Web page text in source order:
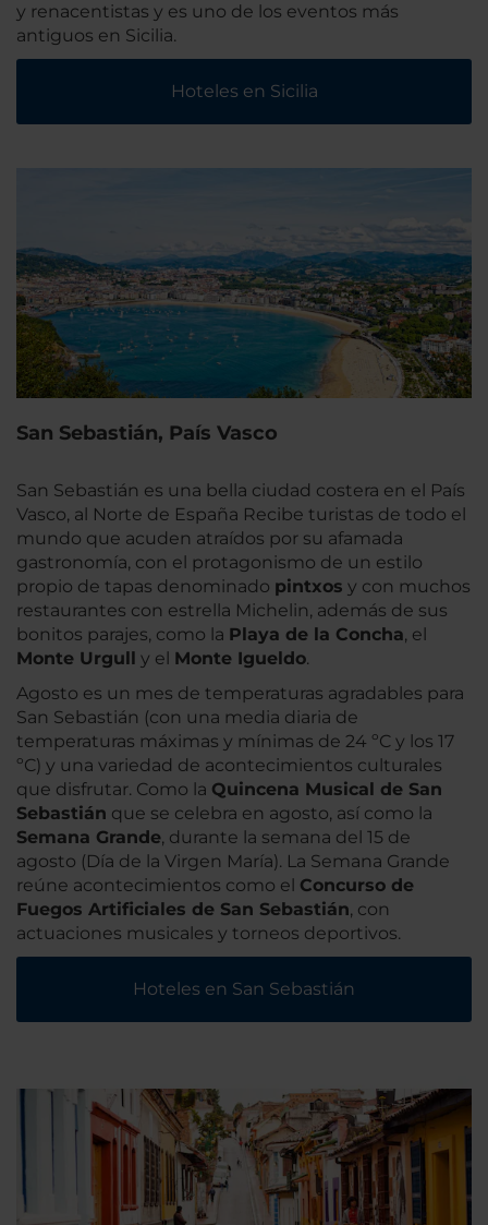
y renacentistas y es uno de los eventos más
antiguos en Sicilia.
Hoteles en Sicilia
San Sebastián, País Vasco
San Sebastián es una bella ciudad costera en el País
Vasco, al Norte de España Recibe turistas de todo el
mundo que acuden atraídos por su afamada
gastronomía, con el protagonismo de un estilo
propio de tapas denominado pintxos y con muchos
restaurantes con estrella Michelin, además de sus
bonitos parajes, como la Playa de la Concha, el
Monte Urgull
y el Monte Igueldo.
Agosto es un mes de temperaturas agradables para
San Sebastián (con una media diaria de
temperaturas máximas y mínimas de 24 ºC y los 17
ºC) y una variedad de acontecimientos culturales
que disfrutar. Como la Quincena Musical de San
Sebastián que se celebra en agosto, así como la
Semana Grande, durante la semana del 15 de
agosto (Día de la Virgen María). La Semana Grande
reúne acontecimientos como el Concurso de
Fuegos Artificiales de San Sebastián, con
actuaciones musicales y torneos deportivos.
Hoteles en San Sebastián